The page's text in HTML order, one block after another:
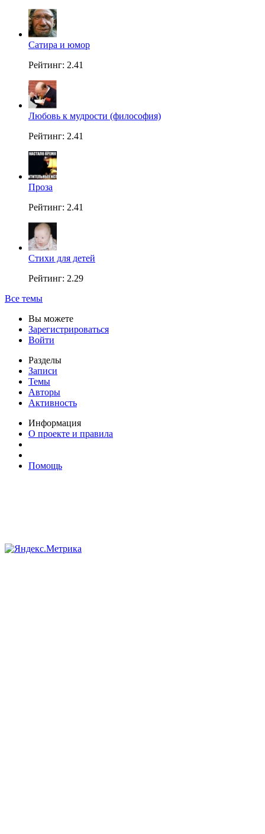
Сатира и юмор
Рейтинг: 2.41
Любовь к мудрости (философия)
Рейтинг: 2.41
Проза
Рейтинг: 2.41
Стихи для детей
Рейтинг: 2.29
Все темы
Вы можете
Зарегистрироваться
Войти
Разделы
Записи
Темы
Авторы
Активность
Информация
О проекте и правила
Помощь